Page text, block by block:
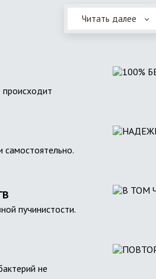
Читать далее
самостоятельно.
пучинистости.
не